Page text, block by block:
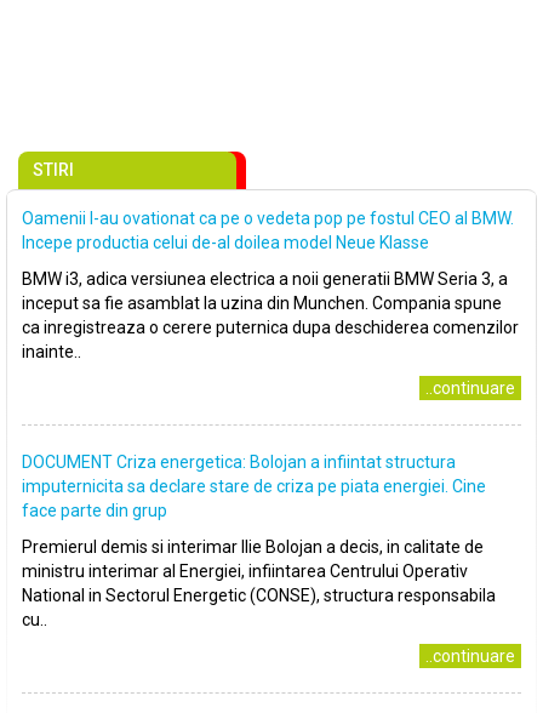
STIRI
Oamenii l-au ovationat ca pe o vedeta pop pe fostul CEO al BMW.
Incepe productia celui de-al doilea model Neue Klasse
BMW i3, adica versiunea electrica a noii generatii BMW Seria 3, a
inceput sa fie asamblat la uzina din Munchen. Compania spune
ca inregistreaza o cerere puternica dupa deschiderea comenzilor
inainte..
..continuare
DOCUMENT Criza energetica: Bolojan a infiintat structura
imputernicita sa declare stare de criza pe piata energiei. Cine
face parte din grup
Premierul demis si interimar Ilie Bolojan a decis, in calitate de
ministru interimar al Energiei, infiintarea Centrului Operativ
National in Sectorul Energetic (CONSE), structura responsabila
cu..
..continuare